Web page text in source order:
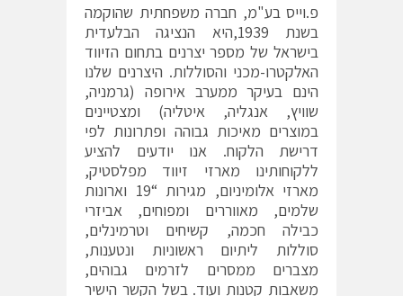
פ.וייס בע"מ, חברה משפחתית שהוקמה
בשנת 1939,היא הנציגה הבלעדית
בישראל של מספר יצרנים בתחום הזיווד
האלקטרו-מכני והסוללות. היצרנים שלנו
הינם בעיקר ממערב אירופה (גרמניה,
שוויץ, אנגליה, איטליה) ומצטיינים
במוצרים מאיכות גבוהה ופתרונות לפי
דרישת הלקוח. אנו יודעים להציע
ללקוחותינו מארזי זיווד מפלסטיק,
מארזי אלומיניום, מגירות “19 וארונות
שלמים, מאווררים ומפוחים, אביזרי
כבילה חכמה, קשיחים וטרמינלים,
סוללות ליתיום ראשוניות ונטענות,
מצברים ממסרים לזרמים גבוהים,
משאבות קטנות ועוד. בשל הקשר הישיר